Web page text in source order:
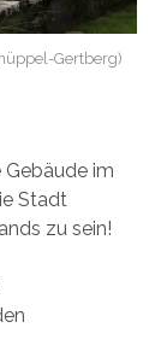
Gertberg)
im
Stadt
zu sein!